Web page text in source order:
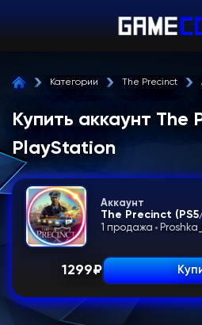
Категории The Precinct
Купить аккаунт The
PlayStation
Аккаунт
The Precinct
1 продажа
1299₽